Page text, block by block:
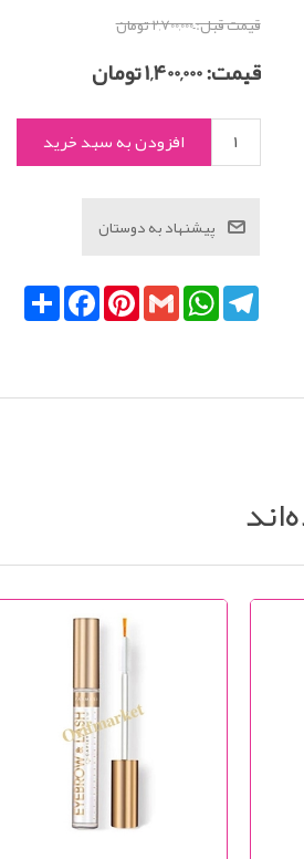
قیمت قبل:2,700,000 تومان
قیمت:1,400,000 تومان
اشتراک
FacebookPinterestGmail
WhatsAppTelegram